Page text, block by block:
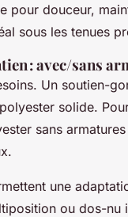
pour douceur,
sous les tenues
: avec/sans
Un soutien-
solide.
sans
une
ou dos-nu